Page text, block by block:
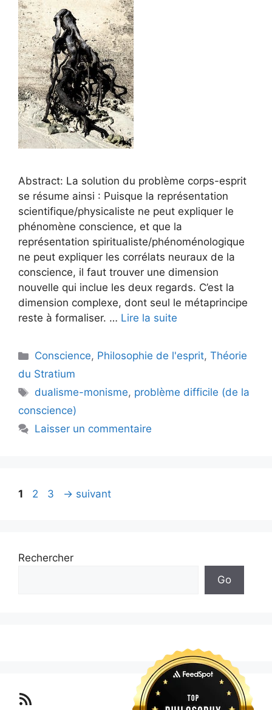
Abstract: La solution du problème corps-esprit
se résume ainsi : Puisque la représentation
scientifique/physicaliste ne peut expliquer le
phénomène conscience, et que la
représentation spiritualiste/phénoménologique
ne peut expliquer les corrélats neuraux de la
conscience, il faut trouver une dimension
nouvelle qui inclue les deux regards. C’est la
dimension complexe, dont seul le métaprincipe
reste à formaliser. … Lire la suite
Catégories
Conscience, Philosophie de l'esprit,Théorie
du Stratium
Étiquettes
dualisme-monisme, problème difficile (de la
conscience)
Laisser un commentaire
Page
1 Page
2 Page
3 → suivant
Rechercher
Go
Lo blog Surimposium